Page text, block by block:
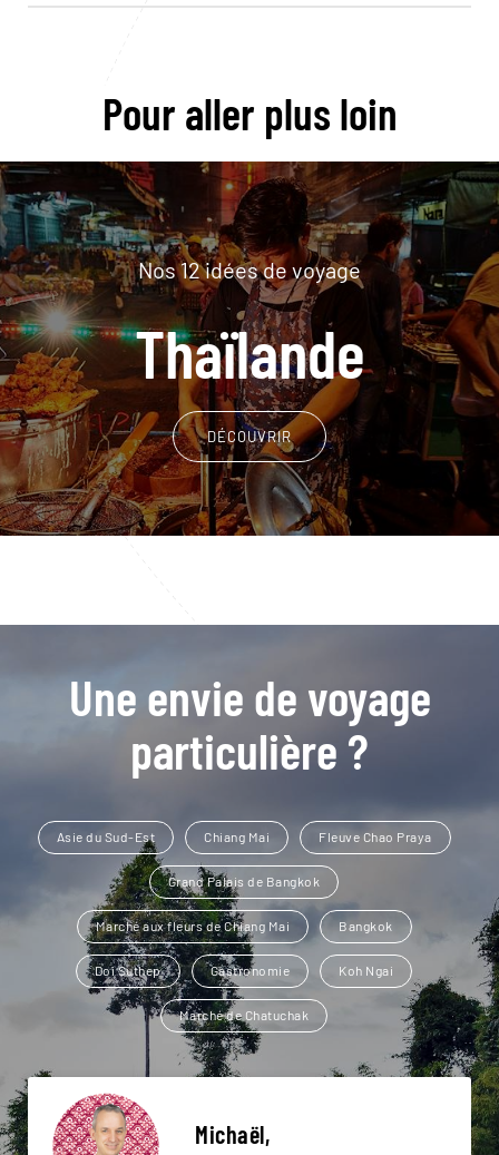
Pour aller plus loin
Nos 12 idées de voyage
Thaïlande
DÉCOUVRIR
Une envie de voyage
particulière ?
Asie du Sud-Est Chiang Mai Fleuve Chao Praya
Grand Palais de Bangkok
Marché aux fleurs de Chiang Mai Bangkok
Doi Suthep Gastronomie Koh Ngai
Marché de Chatuchak
Michaël,